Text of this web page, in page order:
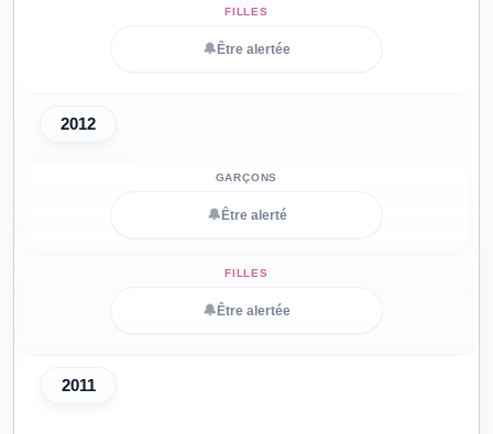
🔔 Être alertée
2012
🔔 Être alerté
🔔 Être alertée
2011